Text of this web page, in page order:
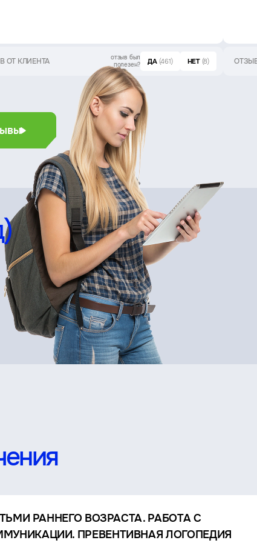
ОТ КЛИЕНТА
отзыв был
полезен?
ДА (461) НЕТ (8)
РАННЕГО ВОЗРАСТА. РАБОТА С
ПРЕВЕНТИВНАЯ ЛОГОПЕДИЯ